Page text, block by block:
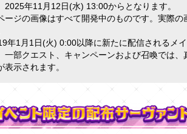
2025年11月12日(水) 13:00からとなります。
ージの画像はすべて開発中のものです。実際の
年1月1日(火) 0:00以降に新たに配信されるメ
一部クエスト、キャンペーンおよび召喚では
表示されます。